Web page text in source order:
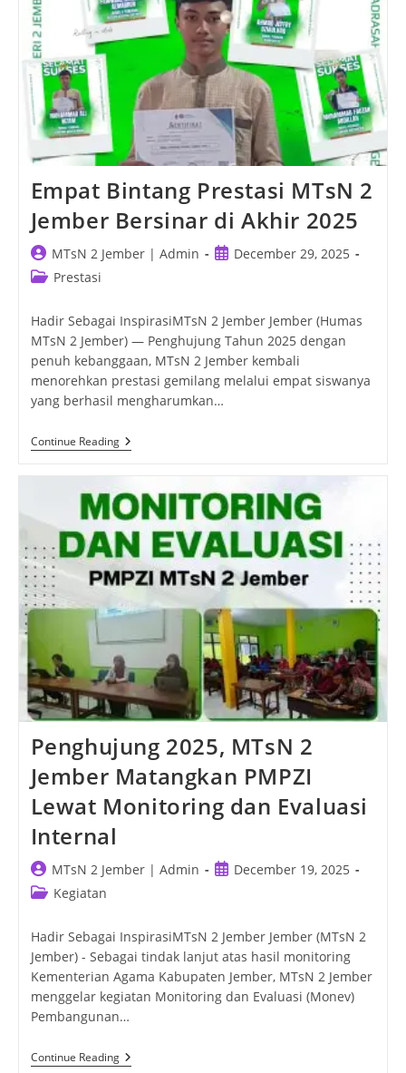
Empat Bintang Prestasi MTsN 2
Jember Bersinar di Akhir 2025
Post
author:
MTsN 2 Jember | Admin
PostDecember 29, 2025
PostPrestasi
Hadir Sebagai InspirasiMTsN 2 Jember Jember (Humas
MTsN 2 Jember) — Penghujung Tahun 2025 dengan
penuh kebanggaan, MTsN 2 Jember kembali
menorehkan prestasi gemilang melalui empat siswanya
yang berhasil mengharumkan…
Continue ReadingEmpat
Bintang
2
Jember
Bersinar
Di
Akhir
2025
Penghujung 2025, MTsN 2
Jember Matangkan PMPZI
Lewat Monitoring dan Evaluasi
Internal
Post
author:
MTsN 2 Jember | Admin
PostDecember 19, 2025
PostKegiatan
Hadir Sebagai InspirasiMTsN 2 Jember Jember (MTsN 2
Jember) - Sebagai tindak lanjut atas hasil monitoring
Kementerian Agama Kabupaten Jember, MTsN 2 Jember
menggelar kegiatan Monitoring dan Evaluasi (Monev)
Pembangunan…
Continue ReadingPenghujung